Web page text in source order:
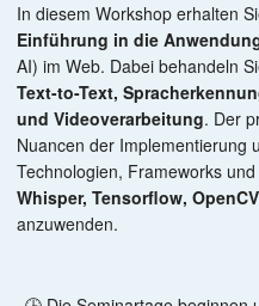
In diesem Workshop erhalten
Einführung in die
AI) im Web. Dabei behandeln
Text-to-Text,
und Video­verarbeitung. Der
Nuancen der Implementierung
Technologien, Frameworks und
Whisper, Tensorflow, OpenCV
anzuwenden.